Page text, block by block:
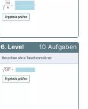
6. Level 10 Aufgaben